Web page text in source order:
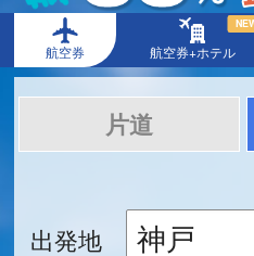
航空券 航空券+ホテル
片道
出発地